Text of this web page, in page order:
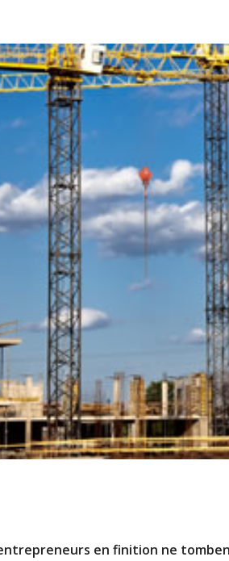
en finition ne